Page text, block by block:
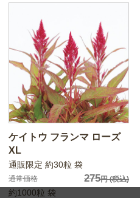
ケイトウ フランマ ローズ
XL
通販限定 約30粒 袋
通常価格 275円(税込)
約1000粒 袋